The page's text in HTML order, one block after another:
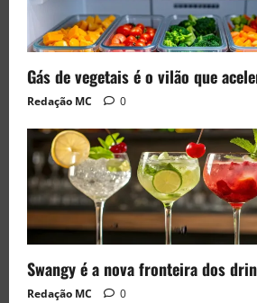
Gás de vegetais é o vilão que
Redação MC 0
Swangy é a nova fronteira dos
Redação MC 0